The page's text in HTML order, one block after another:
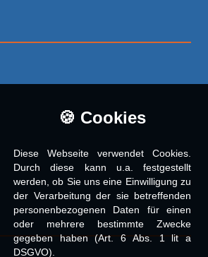
🍪 Cookies
Diese Webseite verwendet Cookies.
Durch diese kann u.a. fest­ge­stellt
werden, ob Sie uns eine Einwilligung zu
der Verarbeitung der sie betreffenden
personenbezogenen Daten für einen
oder mehrere bestimmte Zwecke
gegeben haben (Art. 6 Abs. 1 lit a
DSGVO).